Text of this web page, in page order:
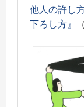
他人の許し
下ろし方』